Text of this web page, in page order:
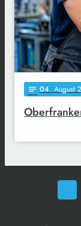
notes 04. August